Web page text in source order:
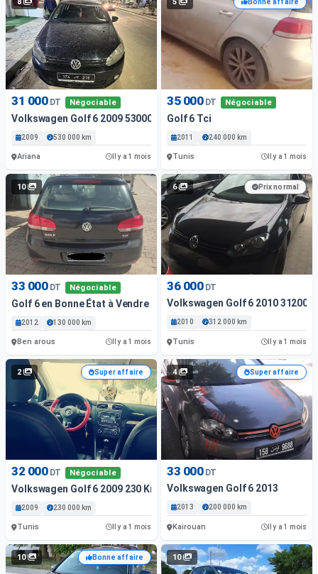
31 000 DT Négociable
Volkswagen Golf 6 2009 53000 Km
2009 530 000 km
Ariana Il y a 1 mois
Bonne affaire
35 000 DT Négociable
Golf 6 Tci
2011 240 000 km
Tunis Il y a 1 mois
10
33 000 DT Négociable
Golf 6 en Bonne État à Vendre ( Rades )
2012 130 000 km
Ben arous Il y a 1 mois
6 Prix normal
36 000 DT
Volkswagen Golf 6 2010 312000
2010 312 000 km
Tunis Il y a 1 mois
2 Super affaire
32 000 DT Négociable
Volkswagen Golf 6 2009 230 Km
2009 230 000 km
Tunis Il y a 1 mois
4 Super affaire
33 000 DT
Volkswagen Golf 6 2013
2013 200 000 km
Kairouan Il y a 1 mois
10 Bonne affaire 10